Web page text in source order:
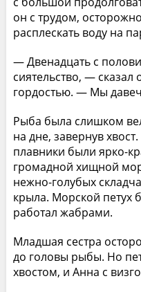
он с трудом,
расплескать воду на
— Двенадцать с
сиятельство, —
гордостью. — Мы
Рыба была слишком
на дне, завернув
плавники были ярко-
громадной хищной
нежно-голубых
крыла. Морской петух
работал жабрами.
Младшая сестра
до головы рыбы. Но
хвостом, и Анна с